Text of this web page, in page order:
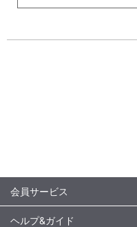
会員サービス
ヘルプ&ガイド